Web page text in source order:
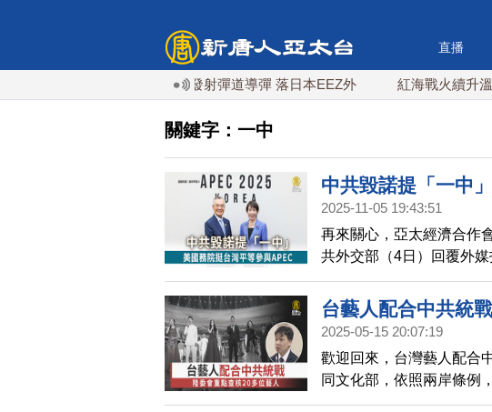
直播
今年第6次！朝鮮發射彈道導彈 落日本EEZ外 紅海戰火續升溫 也門胡
關鍵字：一中
中共毀諾提「一中
2025-11-05 19:43:51
再來關心，亞太經濟合作
共外交部（4日）回覆外
在於遵守中共所謂「一中
今天表示，中共對台灣參
中方在爭取2026年主辦權
等所有APEC成員經濟體
與權。美方將敦促北京制
台藝人配合中共統
2025-05-15 20:07:19
歡迎回來，台灣藝人配合
同文化部，依照兩岸條例
處，初步是鎖定20多名藝